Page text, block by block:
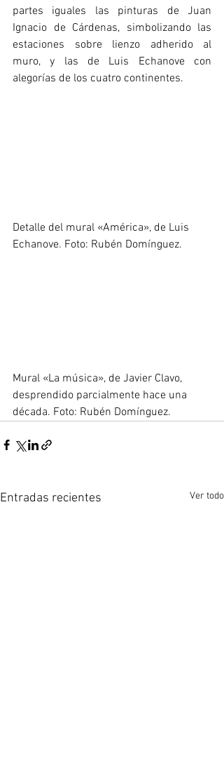
partes iguales las pinturas de Juan
Ignacio de Cárdenas, simbolizando las
estaciones sobre lienzo adherido al
muro, y las de Luis Echanove con
alegorías de los cuatro continentes.
Detalle del mural «América», de Luis
Echanove. Foto: Rubén Domínguez.
Mural «La música», de Javier Clavo,
desprendido parcialmente hace una
década. Foto: Rubén Domínguez.
Entradas recientes Ver todo